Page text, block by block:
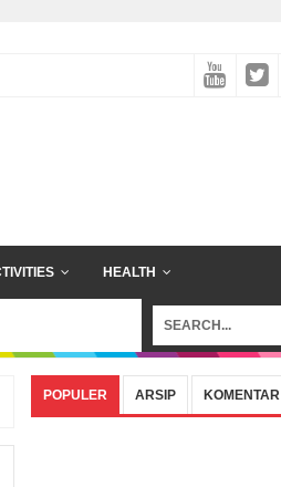
HEALTH
POPULER ARSIP KOMENTAR